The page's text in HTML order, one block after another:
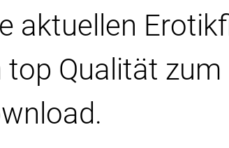
aktuellen
Qualität zum